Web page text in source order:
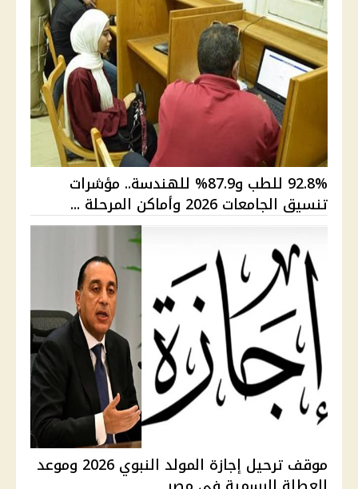
92.8% للطب و87.9% للهندسة.. مؤشرات
تنسيق الجامعات 2026 وأماكن المرحلة ...
موقف ترحيل إجازة المولد النبوي 2026 وموعد